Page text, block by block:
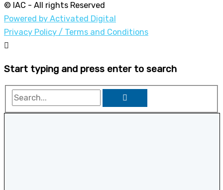
© IAC - All rights Reserved
Powered by Activated Digital
Privacy Policy / Terms and Conditions
Start typing and press enter to search